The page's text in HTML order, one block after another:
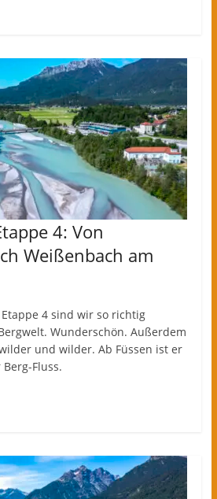
4: Von
Weißenbach am
4 sind wir so richtig
Wunderschön. Außerdem
und wilder. Ab Füssen ist er
Fluss.